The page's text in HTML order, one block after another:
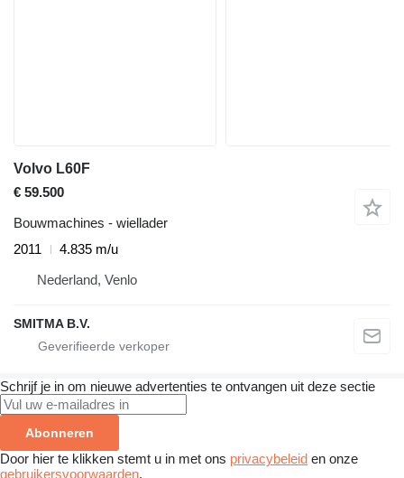
Volvo L60F
€ 59.500
Bouwmachines - wiellader
2011
4.835 m/u
Nederland, Venlo
SMITMA B.V.
Schrijf je in om nieuwe advertenties te ontvangen uit deze sectie
Abonneren
Door hier te klikken stemt u in met ons privacybeleid en onze
gebruikersvoorwaarden.